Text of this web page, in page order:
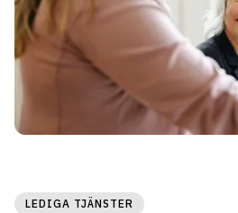
LEDIGA TJÄNSTER